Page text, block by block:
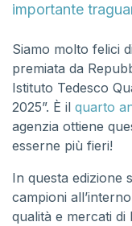
importante
Siamo molto felici
premiata da
Istituto Tedesco
2025”. È il quarto
agenzia ottiene
esserne più fieri!
In questa edizione
campioni
qualità e mercati